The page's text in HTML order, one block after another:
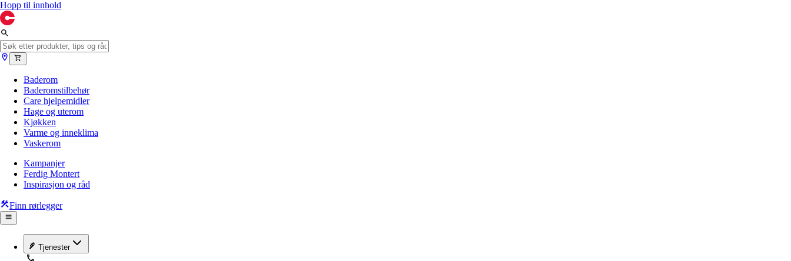
Hopp til innhold
Baderom
Baderomstilbehør
Care hjelpemidler
Hage og uterom
Kjøkken
Varme og inneklima
Vaskerom
Kampanjer
Ferdig Montert
Inspirasjon og råd
Finn rørlegger
Tjenester